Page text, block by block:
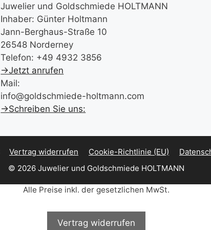
Juwelier und Goldschmiede HOLTMANN
Inhaber: Günter Holtmann
Jann-Berghaus-Straße 10
26548 Norderney
Telefon: +49 4932 3856
→Jetzt anrufen
Mail:
info@goldschmiede-holtmann.com
→Schreiben Sie uns:
Vertrag widerrufen Cookie-Richtlinie (EU)
© 2026 Juwelier und Goldschmiede HOLTMANN
Alle Preise inkl. der gesetzlichen MwSt.
Vertrag widerrufen